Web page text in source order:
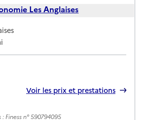
Les Anglaises
Voir les prix et prestations
Finess n° 590794095